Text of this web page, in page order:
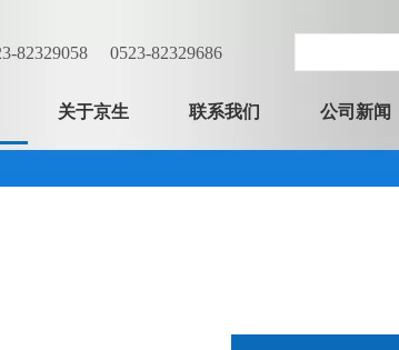
82329058 0523-82329686
关于京生 联系我们 公司新闻